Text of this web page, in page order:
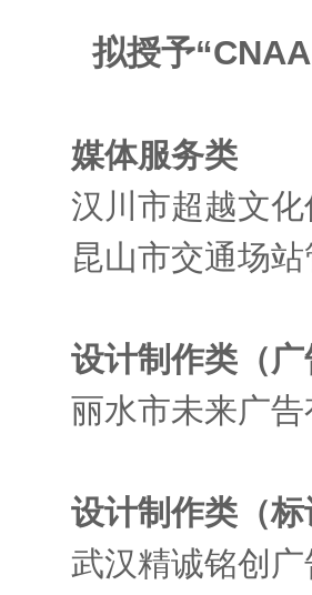
拟授予
媒体服务类
汉川市超越文
昆山市交通场
设计制作类（广
丽水市未来广告
设计制作类（标
武汉精诚铭创